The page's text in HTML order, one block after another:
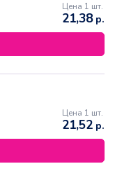
Цена 1 шт.
21,38р.
Цена 1 шт.
21,52 р.